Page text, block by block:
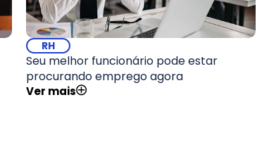
RH
Seu melhor funcionário pode estar
procurando emprego agora
Ver mais